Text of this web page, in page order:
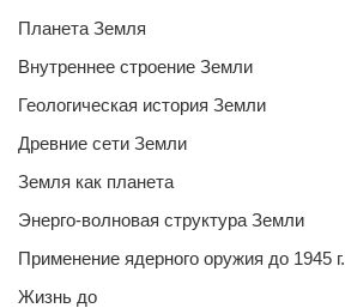
Планета Земля
Внутреннее строение Земли
Геологическая история Земли
Древние сети Земли
Земля как планета
Энерго-волновая структура Земли
Применение ядерного оружия до 1945 г.
Жизнь до